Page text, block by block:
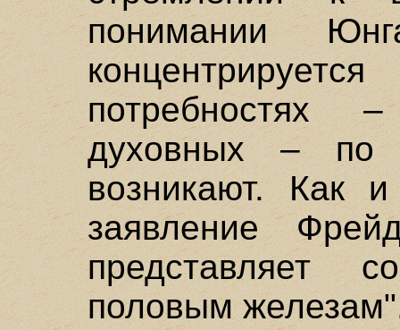
понимании
потребностях
духовных – по
возникают. Как
заявление
представляет
половым